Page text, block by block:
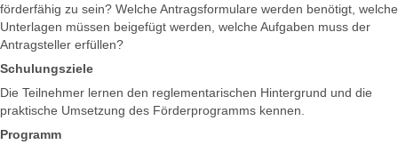
förderfähig zu sein? Welche Antragsformulare werden benötigt, welche
Unterlagen müssen beigefügt werden, welche Aufgaben muss der
Antragsteller erfüllen?
Schulungsziele
Die Teilnehmer lernen den reglementarischen Hintergrund und die
praktische Umsetzung des Förderprogramms kennen.
Programm